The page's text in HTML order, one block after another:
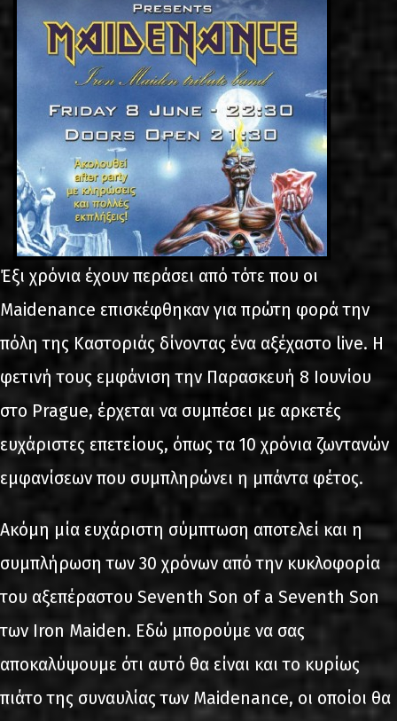
Έξι χρόνια έχουν περάσει από τότε που οι
Maidenance επισκέφθηκαν για πρώτη φορά την
πόλη της Καστοριάς δίνοντας ένα αξέχαστο live. Η
φετινή τους εμφάνιση την Παρασκευή 8 Ιουνίου
στο Prague, έρχεται να συμπέσει με αρκετές
ευχάριστες επετείους, όπως τα 10 χρόνια ζωντανών
εμφανίσεων που συμπληρώνει η μπάντα φέτος.
Ακόμη μία ευχάριστη σύμπτωση αποτελεί και η
συμπλήρωση των 30 χρόνων από την κυκλοφορία
του αξεπέραστου Seventh Son of a Seventh Son
των Iron Maiden. Εδώ μπορούμε να σας
αποκαλύψουμε ότι αυτό θα είναι και το κυρίως
πιάτο της συναυλίας των Maidenance, οι οποίοι θα